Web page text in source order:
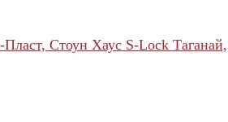
Стоун Хаус S-Lock Таганай,